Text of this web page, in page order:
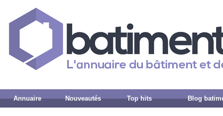
Annuaire Nouveautés Top hits Blog